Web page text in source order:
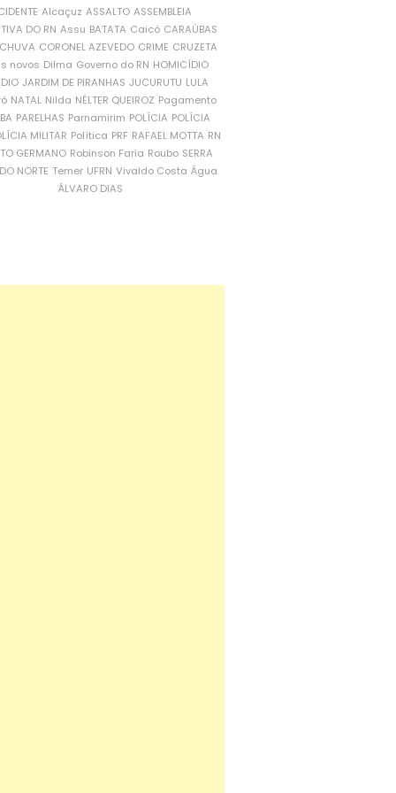
Alcaçuz ASSALTO ASSEMBLEIA
DO RN Assu BATATA Caicó CARAÚBAS
CORONEL AZEVEDO CRIME CRUZETA
novos Dilma Governo do RN HOMICÍDIO
JARDIM DE PIRANHAS JUCURUTU LULA
NATAL Nilda NÉLTER QUEIROZ Pagamento
PARELHAS Parnamirim POLÍCIA POLÍCIA
MILITAR Política PRF RAFAEL MOTTA RN
GERMANO Robinson Faria Roubo SERRA
NORTE Temer UFRN Vivaldo Costa Água
ÁLVARO DIAS